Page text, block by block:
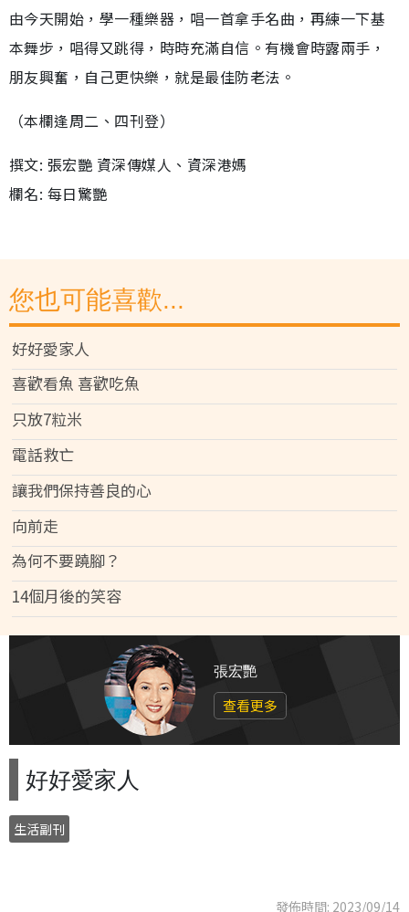
由今天開始，學一種樂器，唱一首拿手名曲，再練一下基
本舞步，唱得又跳得，時時充滿自信。有機會時露兩手，
朋友興奮，自己更快樂，就是最佳防老法。
（本欄逢周二、四刊登）
撰文: 張宏艷 資深傳媒人、資深港媽
欄名: 每日驚艷
您也可能喜歡...
好好愛家人
喜歡看魚 喜歡吃魚
只放7粒米
電話救亡
讓我們保持善良的心
向前走
為何不要蹺腳？
14個月後的笑容
張宏艷
查看更多
好好愛家人
生活副刊
發佈時間: 2023/09/14